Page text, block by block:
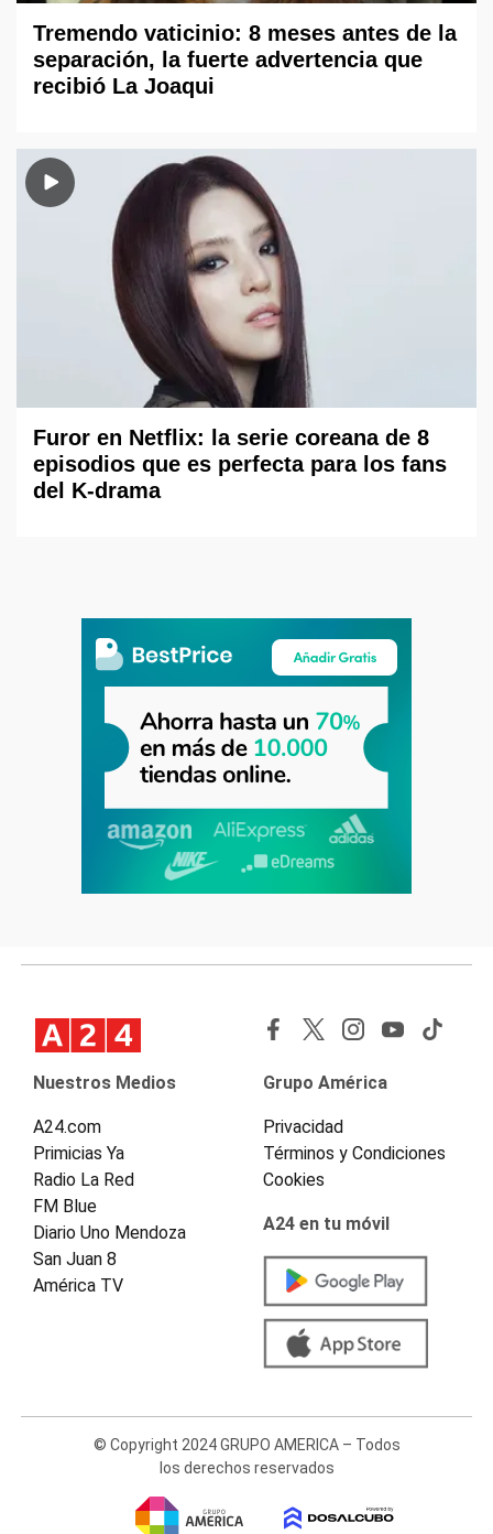
Tremendo vaticinio: 8 meses antes de la
separación, la fuerte advertencia que
recibió La Joaqui
Furor en Netflix: la serie coreana de 8
episodios que es perfecta para los fans
del K-drama
Nuestros Medios
A24.com
Primicias Ya
Radio La Red
FM Blue
Diario Uno Mendoza
San Juan 8
América TV
Grupo América
Privacidad
Términos y Condiciones
Cookies
A24 en tu móvil
© Copyright 2024 GRUPO AMERICA – Todos
los derechos reservados